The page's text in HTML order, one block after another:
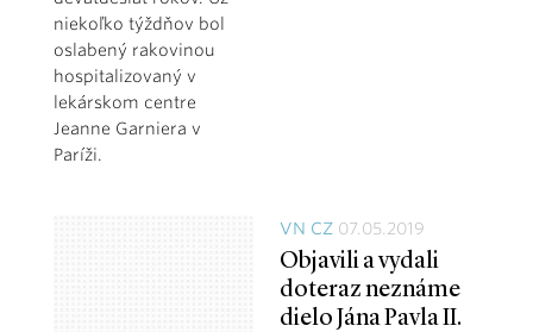
niekoľko týždňov bol
oslabený rakovinou
hospitalizovaný v
lekárskom centre
Jeanne Garniera v
Paríži.
VN CZ07.05.2019
Objavili a vydali
doteraz neznáme
dielo Jána Pavla II.